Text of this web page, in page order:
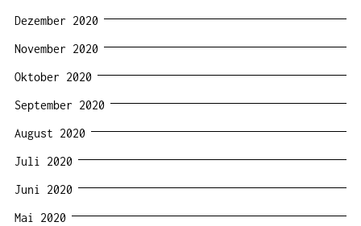
Dezember 2020
November 2020
Oktober 2020
September 2020
August 2020
Juli 2020
Juni 2020
Mai 2020